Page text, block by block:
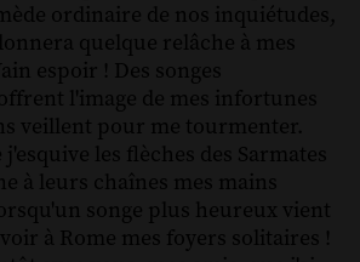
ordinaire de nos inquiétudes,
quelque relâche à mes
espoir ! Des songes
l'image de mes infortunes
veillent pour me tourmenter.
les flèches des Sarmates
à leurs chaînes mes mains
songe plus heureux vient
à Rome mes foyers solitaires !